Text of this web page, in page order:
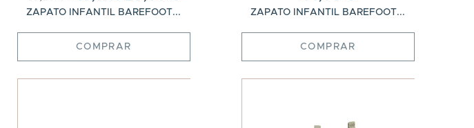
ZAPATO INFANTIL BAREFOOT...
COMPRAR
ZAPATO INFANTIL BAREFOOT...
COMPRAR